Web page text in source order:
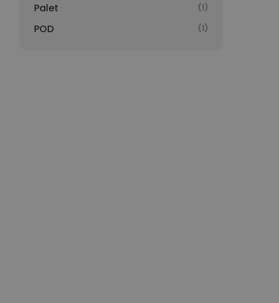
Palet (1)
POD (1)